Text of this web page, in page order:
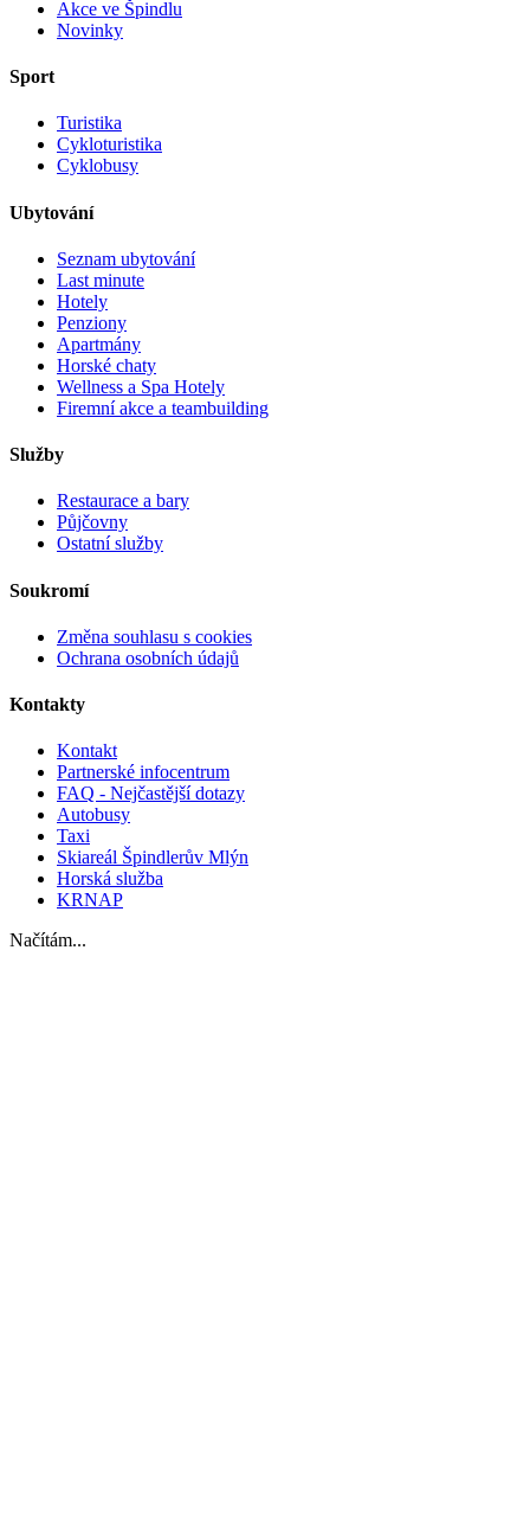
Akce ve Špindlu
Novinky
Sport
Turistika
Cykloturistika
Cyklobusy
Ubytování
Seznam ubytování
Last minute
Hotely
Penziony
Apartmány
Horské chaty
Wellness a Spa Hotely
Firemní akce a teambuilding
Služby
Restaurace a bary
Půjčovny
Ostatní služby
Soukromí
Změna souhlasu s cookies
Ochrana osobních údajů
Kontakty
Kontakt
Partnerské infocentrum
FAQ - Nejčastější dotazy
Autobusy
Taxi
Skiareál Špindlerův Mlýn
Horská služba
KRNAP
Načítám...